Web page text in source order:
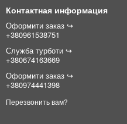
Контактная информация
Оформити заказ ↪︎
+380961538751
Служба турботи ↪︎
+380674163669
Оформити заказ ↪︎
+380974441398
Перезвонить вам?